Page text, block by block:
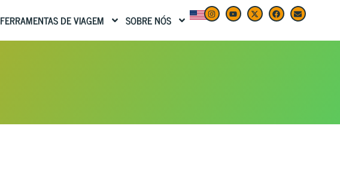
FERRAMENTAS DE VIAGEM SOBRE NÓS